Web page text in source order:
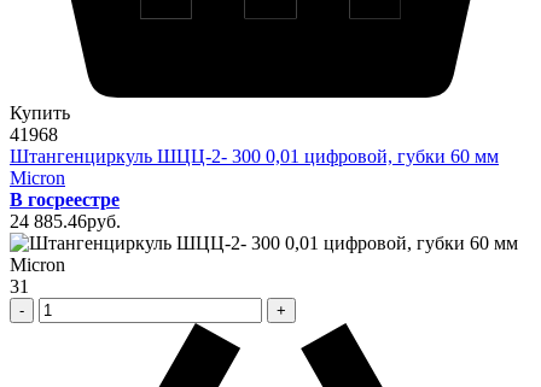
Купить
41968
Штангенциркуль ШЦЦ-2- 300 0,01 цифровой, губки 60 мм
Micron
В госреестре
24 885.46pуб.
31